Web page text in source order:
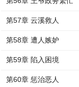
第57章 云溪救人
第58章 遭人嫉妒
第59章 陷入困境
第60章 惩治恶人